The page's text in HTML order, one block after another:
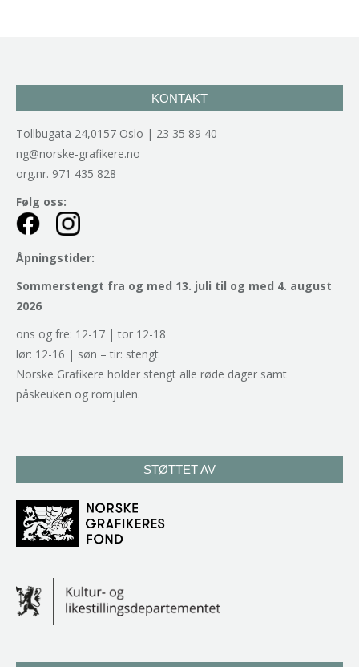
KONTAKT
Tollbugata 24,0157 Oslo | 23 35 89 40
ng@norske-grafikere.no
org.nr. 971 435 828
Følg oss:
Åpningstider:
Sommerstengt fra og med 13. juli til og med 4. august
2026
ons og fre: 12-17 | tor 12-18
lør: 12-16 | søn – tir: stengt
Norske Grafikere holder stengt alle røde dager samt
påskeuken og romjulen.
STØTTET AV